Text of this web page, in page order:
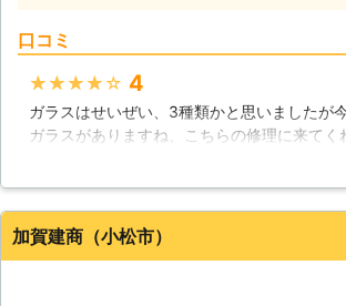
口コミ
★★★★★ 4
ガラスはせいぜい、3種類かと思いましたが
ガラスがありますね、こちらの修理に来てく
方に色々と教えてもらいました。私が、割
結構なお金がかかるようです。今回ガラスが
したが、色々とガラスの事がわかりました。
加賀建商（小松市）